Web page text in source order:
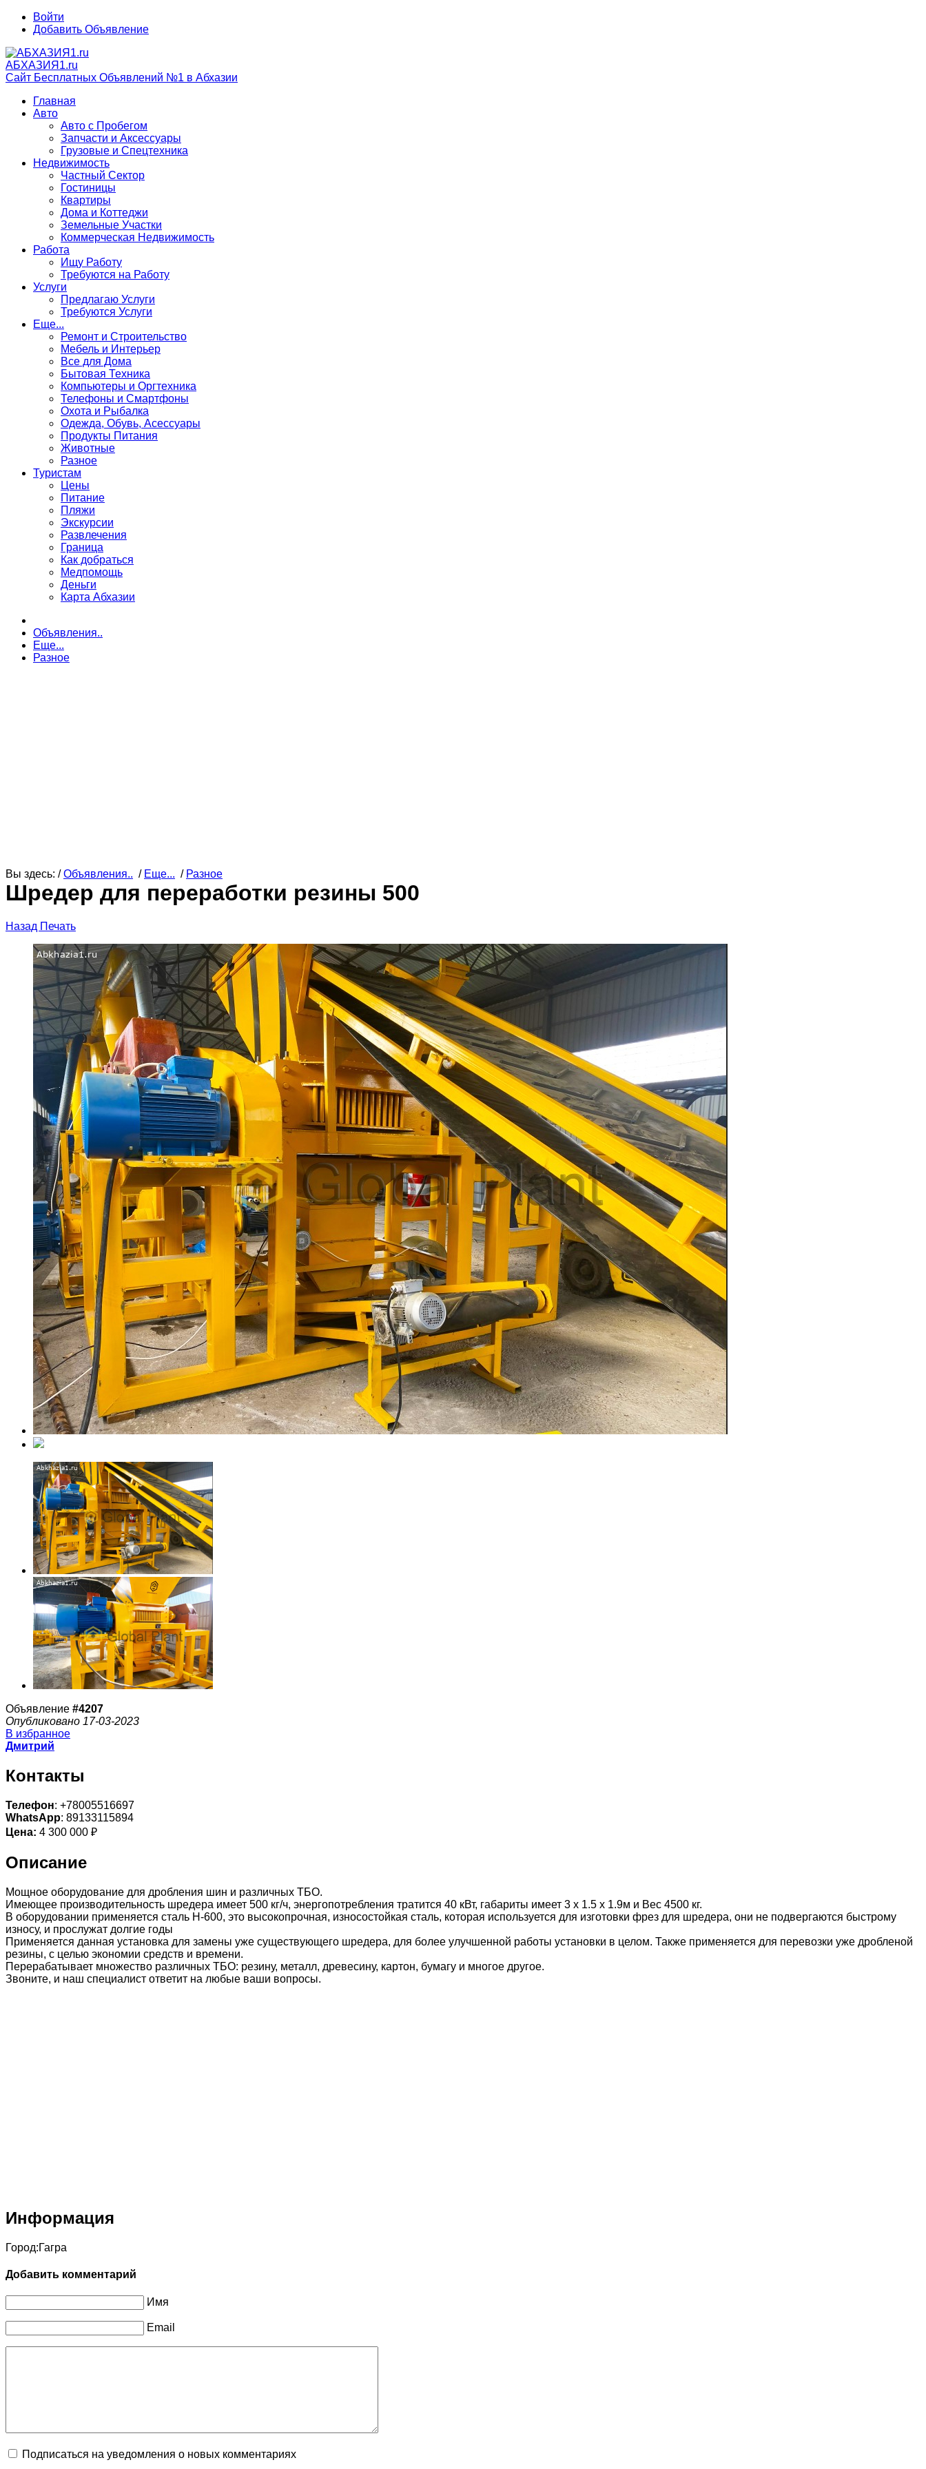
Войти
Добавить Объявление
АБХАЗИЯ1.ru
Сайт Бесплатных Объявлений №1 в Абхазии
Главная
Авто
Авто с Пробегом
Запчасти и Аксессуары
Грузовые и Спецтехника
Недвижимость
Частный Сектор
Гостиницы
Квартиры
Дома и Коттеджи
Земельные Участки
Коммерческая Недвижимость
Работа
Ищу Работу
Требуются на Работу
Услуги
Предлагаю Услуги
Требуются Услуги
Еще...
Ремонт и Строительство
Мебель и Интерьер
Все для Дома
Бытовая Техника
Компьютеры и Оргтехника
Телефоны и Смартфоны
Охота и Рыбалка
Одежда, Обувь, Асессуары
Продукты Питания
Животные
Разное
Туристам
Цены
Питание
Пляжи
Экскурсии
Развлечения
Граница
Как добраться
Медпомощь
Деньги
Карта Абхазии
Объявления..
Еще...
Разное
Вы здесь: /Объявления.. / Еще... / Разное
Шредер для переработки резины 500
Назад Печать
Объявление #4207
Опубликовано 17-03-2023
В избранное
Дмитрий
Контакты
Телефон: +78005516697
WhatsApp: 89133115894
Цена: 4 300 000 ₽
Описание
Мощное оборудование для дробления шин и различных ТБО.
Имеющее производительность шредера имеет 500 кг/ч, энергопотребления тратится 40 кВт, габариты имеет 3 х 1.5 х 1.9м и Вес 4500 кг.
В оборудовании применяется сталь H-600, это высокопрочная, износостойкая сталь, которая используется для изготовки фрез для шредера, они не подвергаются быстрому
износу, и прослужат долгие годы
Применяется данная установка для замены уже существующего шредера, для более улучшенной работы установки в целом. Также применяется для перевозки уже дробленой
резины, с целью экономии средств и времени.
Перерабатывает множество различных ТБО: резину, металл, древесину, картон, бумагу и многое другое.
Звоните, и наш специалист ответит на любые ваши вопросы.
Информация
Город:Гагра
Добавить комментарий
Имя
Email
Подписаться на уведомления о новых комментариях